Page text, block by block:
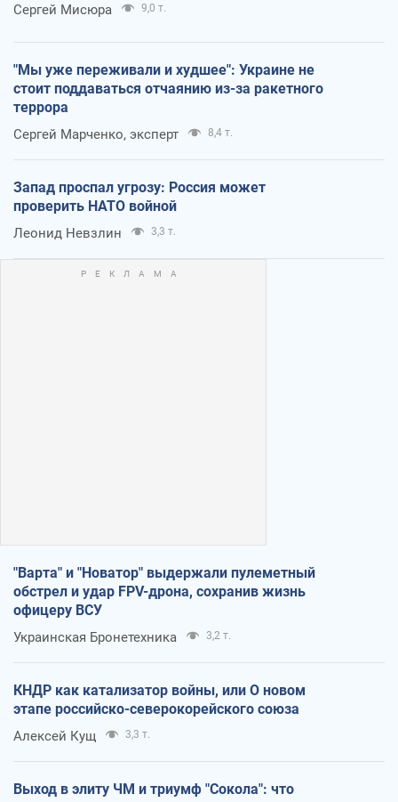
Сергей Мисюра 9,0 т.
"Мы уже переживали и худшее": Украине не
стоит поддаваться отчаянию из-за ракетного
террора
Сергей Марченко, эксперт 8,4 т.
Запад проспал угрозу: Россия может
проверить НАТО войной
Леонид Невзлин 3,3 т.
"Варта" и "Новатор" выдержали пулеметный
обстрел и удар FPV-дрона, сохранив жизнь
офицеру ВСУ
Украинская Бронетехника 3,2 т.
КНДР как катализатор войны, или О новом
этапе российско-северокорейского союза
Алексей Кущ 3,3 т.
Выход в элиту ЧМ и триумф "Сокола": что